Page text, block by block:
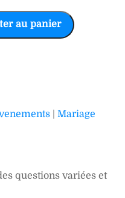
au panier
|Mariage
questions variées et